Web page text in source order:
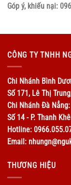
Góp ý, khiếu nại:
CÔNG TY TNHH
Chi Nhánh Bình
Số 171, Lê Thị
Chi Nhánh Đà Nẳng:
Số 14 - P. Thanh
Hotline:
Email:
THƯƠNG HIỆU